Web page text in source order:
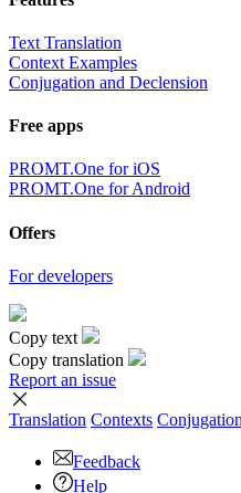
Text Translation
Context Examples
Conjugation and Declension
Free apps
PROMT.One for iOS
PROMT.One for Android
Offers
For developers
Copy text
Copy translation
Report an issue
Translation Contexts Conjugation
Feedback
Help